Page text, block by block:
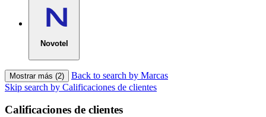
Novotel
Mostrar más (2)
Back to search by Marcas
Skip search by Calificaciones de clientes
Calificaciones de clientes